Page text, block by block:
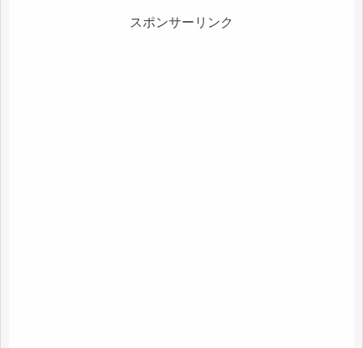
スポンサーリンク